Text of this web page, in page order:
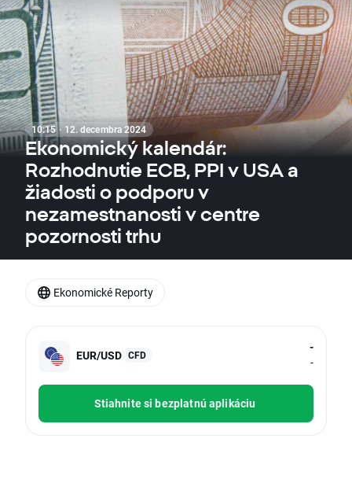
10:15 · 12. decembra 2024
Ekonomický kalendár:
Rozhodnutie ECB, PPI v USA a
žiadosti o podporu v
nezamestnanosti v centre
pozornosti trhu
EUR/USD CFD
-
-
Stiahnite si bezplatnú aplikáciu
Ekonomické Reporty